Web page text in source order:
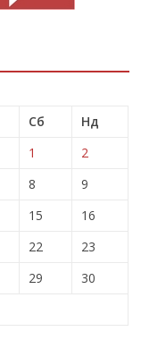
Сб
Нд
1
2
8
9
15
16
22
23
29
30